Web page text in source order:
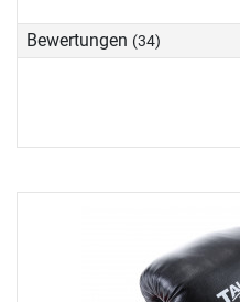
Bewertungen (34)